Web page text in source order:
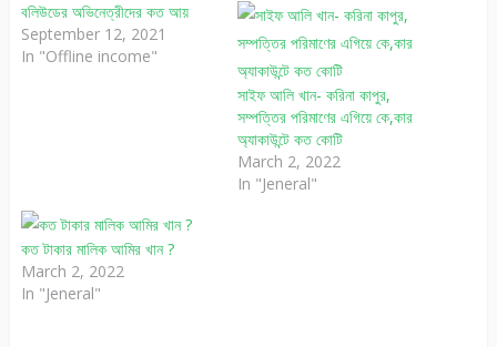
বলিউডের অভিনেত্রীদের কত আয়
September 12, 2021
In "Offline income"
সাইফ আলি খান- করিনা কাপুর,
সম্পত্তির পরিমাণের এগিয়ে কে,কার
অ্যাকাউন্টে কত কোটি
March 2, 2022
In "Jeneral"
কত টাকার মালিক আমির খান ?
March 2, 2022
In "Jeneral"